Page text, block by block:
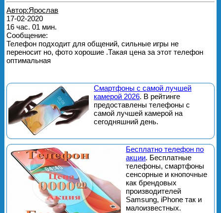
Автор:Ярослав
17-02-2020
16 час. 01 мин.
Сообщение:
Телефон подходит для общений, сильные игры не
переносит но, фото хорошие .Такая цена за этот телефон
оптимальная
Смартфоны с самой лучшей
камерой 2026. В рейтинге
предоставлены телефоны с
самой лучшей камерой на
сегодняшний день.
Бесплатно телефон по
акции. Бесплатные
телефоны, смартфоны
сенсорные и кнопочные
как брендовых
производителей
Samsung, iPhone так и
малоизвестных.